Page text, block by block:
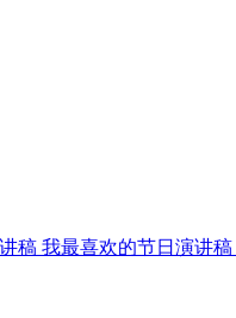
稿 我最喜欢的节日演讲稿